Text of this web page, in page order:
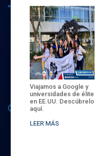
Viajamos a Google y
universidades de élite
en EE.UU. Descúbrelo
aquí.
LEER MÁS